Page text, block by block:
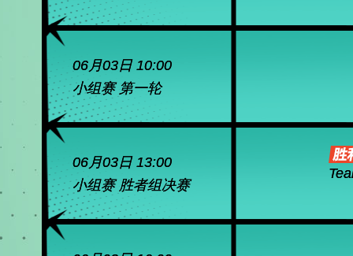
06月03日 10:00
小组赛 第一轮
06月03日 13:00
小组赛 胜者组决赛